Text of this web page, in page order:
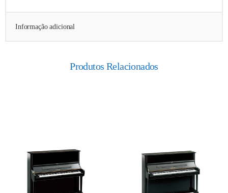
Informação adicional
Produtos Relacionados